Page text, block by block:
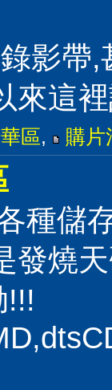
影帶,
來這
區, 購片
種儲
發燒
!!!